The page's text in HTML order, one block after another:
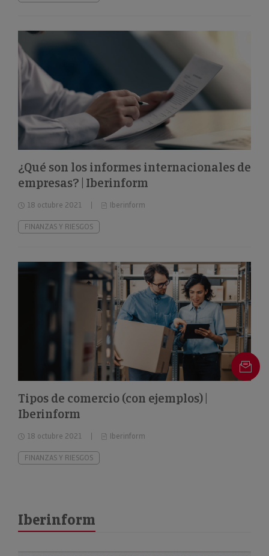
¿Qué son los informes internacionales de
empresas? | Iberinform
18 octubre 2021 Iberinform
FINANZAS Y RIESGOS
Tipos de comercio (con ejemplos) |
Iberinform
18 octubre 2021 Iberinform
FINANZAS Y RIESGOS
Iberinform